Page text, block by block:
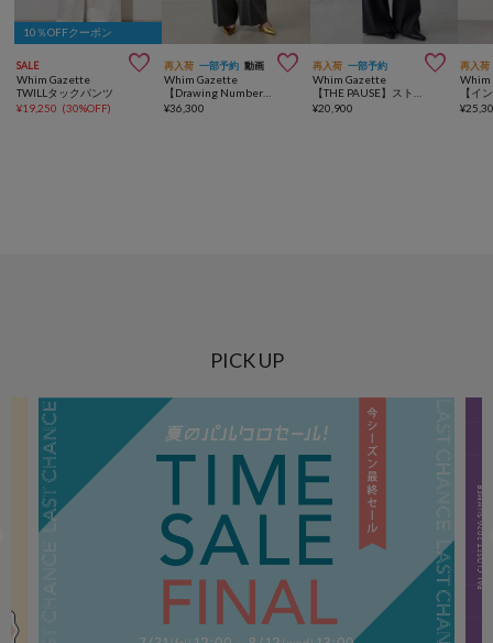
10％OFFクーポン
SALE 
Whim Gazette
TWILLタックパンツ
¥19,250 (30%OFF)
再入荷 一部予約 動画 
Whim Gazette
¥36,300
再入荷 一部予約 
Whim Gazette
¥20,900
再入荷
Whim
¥
PICK UP